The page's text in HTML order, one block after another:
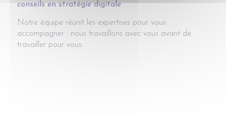
conseils en stratégie digitale.
Notre équipe réunit les expertises pour vous
accompagner : nous travaillons avec vous avant de
travailler pour vous.